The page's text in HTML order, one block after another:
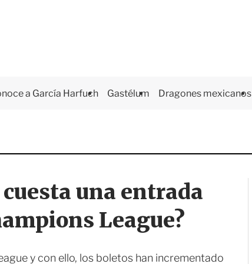
a García Harfuch Gastélum Dragones mexicanos
una entrada
League?
y con ello, los boletos han incrementado